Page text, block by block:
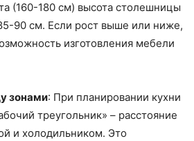
(160-180 см) высота столешницы
90 см. Если рост выше или ниже,
изготовления мебели
зонами: При планировании кухни
треугольник» – расстояние
и холодильником. Это